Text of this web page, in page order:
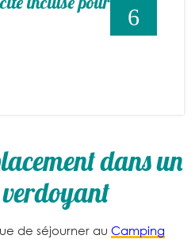
6
dans un
de séjourner au Camping